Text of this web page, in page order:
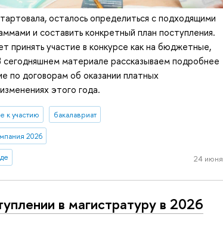
осталось определиться с подходящими
и составить конкретный план поступления.
принять участие в конкурсе как на бюджетные,
сегодняшнем материале рассказываем подробнее
по договорам об оказании платных
этого года.
к участию бакалавриат
2026
24 июня
в магистратуру в 2026